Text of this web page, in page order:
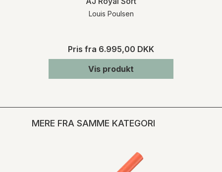
Louis Poulsen
Pris fra 6.995,00 DKK
Vis produkt
MERE FRA SAMME KATEGORI